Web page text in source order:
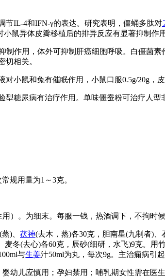
节IL-4和IFN-γ的表达。研究表明，僵蛹多肽对
小鼠异体皮瓣移植后的排异反应有显著抑制作用
作用，体外可抑制肝癌细胞呼吸。白僵菌
切相关。
小鼠和兔有催眠作用，小鼠口服0.5g/20g，
糖尿病有治疗作用。单味僵蚕粉可治疗人
规用量为1～3克。
）。为细末。每服一钱，热酒调下，不拘时
(蒸)、 茯神(去木，蒸)各30克，胆南星(九制者)
冬(去心)各60克，辰砂(细研，水飞)9克。
与生姜汁50ml为丸，每次9g。主治痫病引
幼儿应慎用；孕妇禁用；哺乳期女性需在医生